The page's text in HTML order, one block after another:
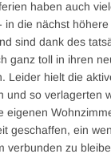
haben auch
in die nächst höhere
sind dank des
ganz toll in ihren
Leider hielt die
und so verlagerten
eigenen
geschaffen, ein
verbunden zu